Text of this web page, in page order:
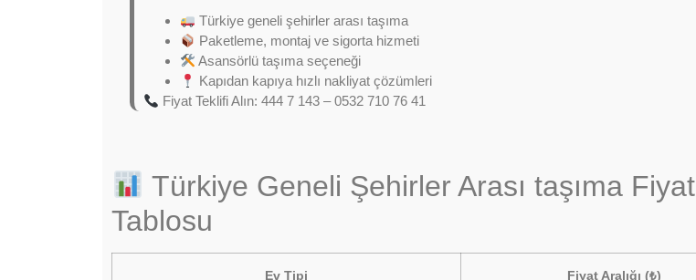
Türkiye geneli şehirler arası taşıma
Paketleme, montaj ve sigorta hizmeti
Asansörlü taşıma seçeneği
Kapıdan kapıya hızlı nakliyat çözümleri
Fiyat Teklifi Alın: 444 7 143 – 0532 710 76 41
Türkiye Geneli Şehirler Arası taşıma Fiyat
Tablosu
Ev Tipi Fiyat Aralığı (₺)